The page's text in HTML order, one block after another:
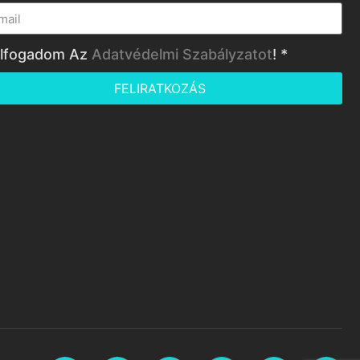
Az Adatvédelmi Szabályzatot! *
FELIRATKOZÁS